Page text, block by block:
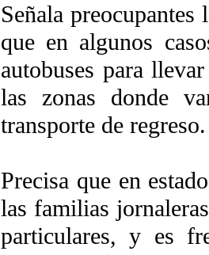
Señala
que en algunos
autobuses para
las zonas donde
transporte de regreso.
Precisa que en
las familias
particulares, y es